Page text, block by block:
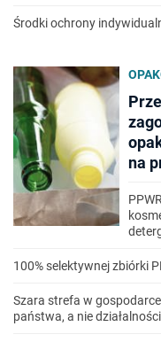
Środki ochrony
na
100% selektywnej zbiórki
Szara strefa w
państwa, a nie